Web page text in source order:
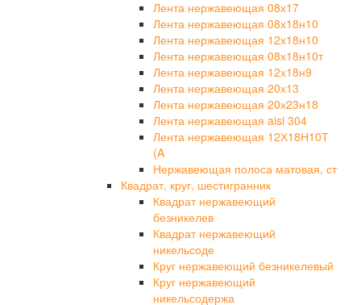
Лента нержавеющая 08х17
Лента нержавеющая 08х18н10
Лента нержавеющая 12х18н10
Лента нержавеющая 08х18н10т
Лента нержавеющая 12х18н9
Лента нержавеющая 20х13
Лента нержавеющая 20х23н18
Лента нержавеющая aisi 304
Лента нержавеющая 12Х18Н10Т
(A
Нержавеющая полоса матовая, ст
Квадрат, круг, шестигранник
Квадрат нержавеющий
безникелев
Квадрат нержавеющий
никельсоде
Круг нержавеющий безникелевый
Круг нержавеющий
никельсодержа